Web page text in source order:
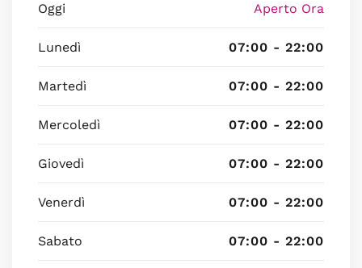
Oggi Aperto Ora
Lunedì 07:00 - 22:00
Martedì 07:00 - 22:00
Mercoledì 07:00 - 22:00
Giovedì 07:00 - 22:00
Venerdì 07:00 - 22:00
Sabato 07:00 - 22:00